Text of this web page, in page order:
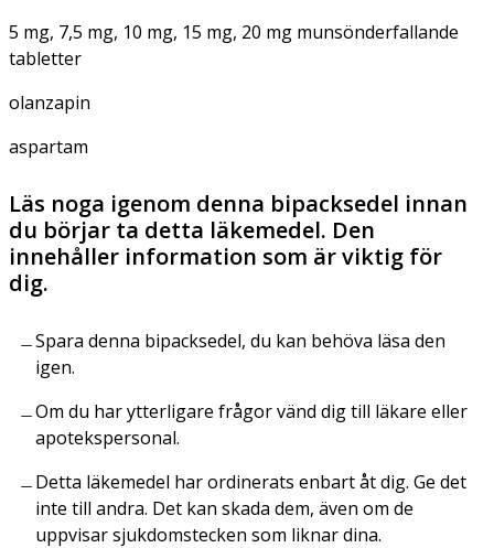
5 mg, 7,5 mg, 10 mg, 15 mg, 20 mg munsönderfallande
tabletter
olanzapin
aspartam
Läs noga igenom denna bipacksedel innan
du börjar ta detta läkemedel. Den
innehåller information som är viktig för
dig.
Spara denna bipacksedel, du kan behöva läsa den
igen.
Om du har ytterligare frågor vänd dig till läkare eller
apotekspersonal.
Detta läkemedel har ordinerats enbart åt dig. Ge det
inte till andra. Det kan skada dem, även om de
uppvisar sjukdomstecken som liknar dina.